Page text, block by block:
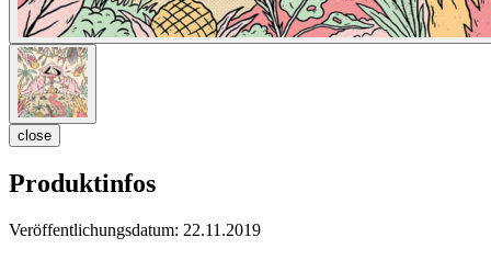
close
Produktinfos
Veröffentlichungsdatum: 22.11.2019